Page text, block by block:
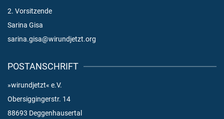
2. Vorsitzende
Sarina Gisa
sarina.gisa@wirundjetzt.org
POSTANSCHRIFT
»wirundjetzt« e.V.
Obersiggingerstr. 14
88693 Deggenhausertal